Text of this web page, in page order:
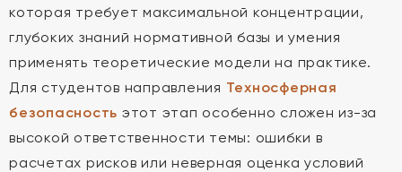
которая требует максимальной концентрации,
глубоких знаний нормативной базы и умения
применять теоретические модели на практике.
Для студентов направления Техносферная
безопасность этот этап особенно сложен из-за
высокой ответственности темы: ошибки в
расчетах рисков или неверная оценка условий